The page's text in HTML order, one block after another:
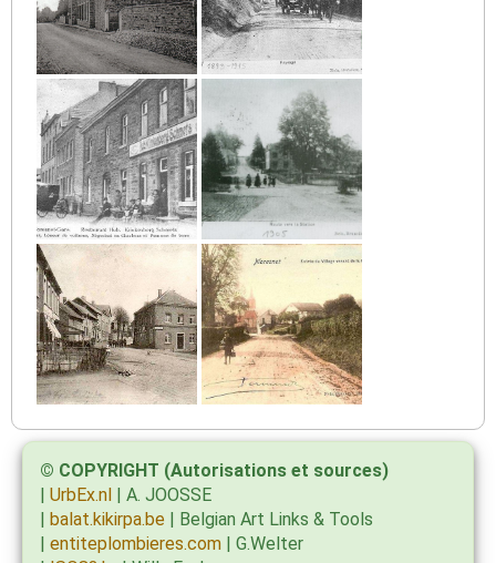
© COPYRIGHT (Autorisations et sources)
UrbEx.nl
| A. JOOSSE
balat.kikirpa.be | Belgian Art Links & Tools
entiteplombieres.com | G.Welter